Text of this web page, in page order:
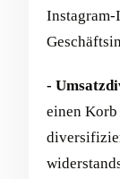
-
einen